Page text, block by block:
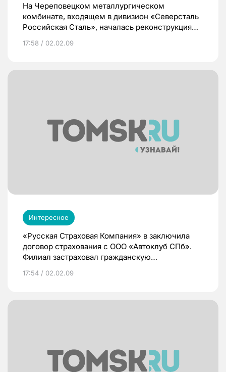
На Череповецком металлургическом
комбинате, входящем в дивизион «Северсталь
Российская Сталь», началась реконструкция
достичь значительного снижения издержек за
на технологические нужды основных
17:58 / 02.02.09
Интересное
«Русская Страховая Компания» в заключила
договор страхования с ООО «Автоклуб СПб».
Филиал застраховал гражданскую
повреждения груза на страховую сумму 6,5
17:54 / 02.02.09